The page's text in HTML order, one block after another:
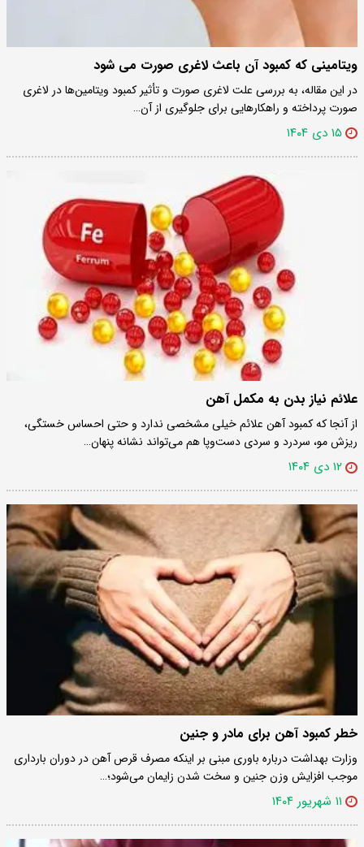
ویتامینی که کمبود آن باعث لاغری صورت می شود
در این مقاله، به بررسی علت لاغری صورت و تأثیر کمبود ویتامین‌ها در لاغری
صورت پرداخته و راهکارهایی برای جلوگیری از آن…
۱۵ دی ۱۴۰۴
علائم نیاز بدن به مکمل آهن
از آنجا که کمبود آهن علائم خیلی مشخصی ندارد و حتی احساس خستگی،
ریزش مو، سردرد و سردی دست‌وپا هم می‌تواند نشانه پنهان…
۱۲ دی ۱۴۰۴
خطر کمبود آهن برای مادر و جنین
وزارت بهداشت درباره باوری مبنی بر اینکه مصرف قرص آهن در دوران بارداری
موجب افزایش وزن جنین و سخت شدن زایمان می‌شود؛…
۱۱ شهریور ۱۴۰۴